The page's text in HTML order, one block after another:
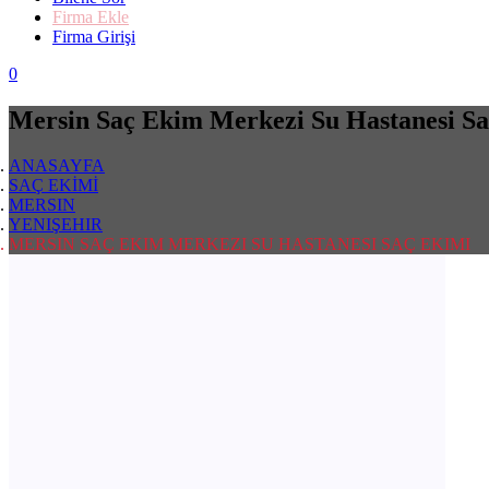
Firma Ekle
Firma Girişi
0
Mersin Saç Ekim Merkezi Su Hastanesi
ANASAYFA
SAÇ EKİMİ
MERSIN
YENIŞEHIR
MERSIN SAÇ EKIM MERKEZI SU HASTANESI SAÇ EKIMI